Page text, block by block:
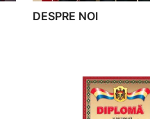
DESPRE NOI